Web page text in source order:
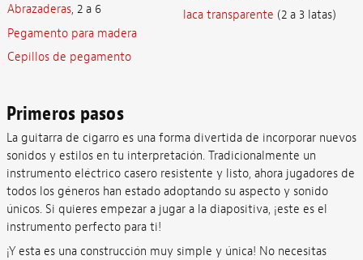
Abrazaderas, 2 a 6
Pegamento para madera
Cepillos de pegamento
laca transparente (2 a 3 latas)
Primeros pasos
La guitarra de cigarro es una forma divertida de incorporar nuevos
sonidos y estilos en tu interpretación. Tradicionalmente un
instrumento eléctrico casero resistente y listo, ahora jugadores de
todos los géneros han estado adoptando su aspecto y sonido
únicos. Si quieres empezar a jugar a la diapositiva, ¡este es el
instrumento perfecto para ti!
¡Y esta es una construcción muy simple y única! No necesitas